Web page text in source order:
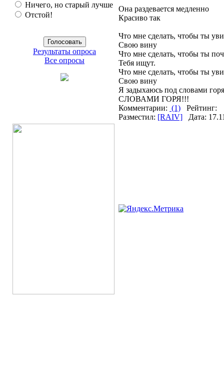
Ничего, но старый лучше
Отстой!
Результаты опроса
Все опросы
Она раздевается медленно
Красиво так
Что мне сделать, чтобы ты
Свою вину
Что мне сделать, чтобы ты
Тебя ищут.
Что мне сделать, чтобы ты
Свою вину
Я задыхаюсь под словами горя
СЛОВАМИ ГОРЯ!!!
Комментарии: (1) Рейтинг:
Разместил: [RAIV] Дата: